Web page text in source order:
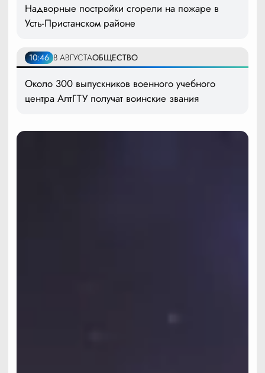
Надворные постройки сгорели на пожаре в
Усть-Пристанском районе
10:46 8 АВГУСТАОБЩЕСТВО
Около 300 выпускников военного учебного
центра АлтГТУ получат воинские звания